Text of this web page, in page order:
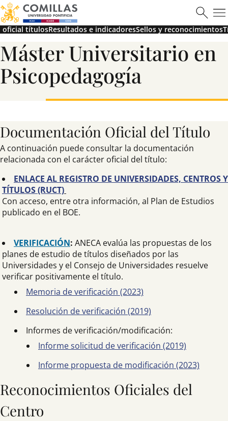
Máster en Ciberseguridad
oficial títulosResultados e indicadoresSellos y reconocimientos
Máster Universitario en
Psicopedagogía
Documentación Oficial del Título
A continuación puede consultar la documentación
relacionada con el carácter oficial del título:
ENLACE AL REGISTRO DE UNIVERSIDADES, CENTROS Y
TÍTULOS (RUCT)
Con acceso, entre otra información, al Plan de Estudios
publicado en el BOE.
VERIFICACIÓN: ANECA evalúa las propuestas de los
planes de estudio de títulos diseñados por las
Universidades y el Consejo de Universidades resuelve
verificar positivamente el título.
Memoria de verificación (2023)
Resolución de verificación (2019)
Informes de verificación/modificación:
Informe solicitud de verificación (2019)
Informe propuesta de modificación (2023)
Reconocimientos Oficiales del
Centro